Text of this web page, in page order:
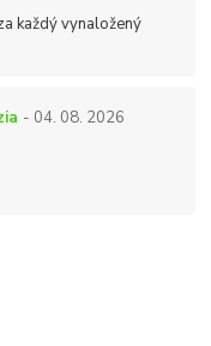
každý vynaložený
- 04. 08. 2026